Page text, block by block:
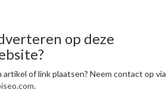
op deze
artikel of link plaatsen? Neem contact op via
.